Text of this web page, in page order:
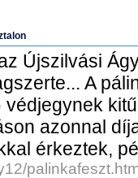
Újszilvási
A
azonnal
érkeztek,